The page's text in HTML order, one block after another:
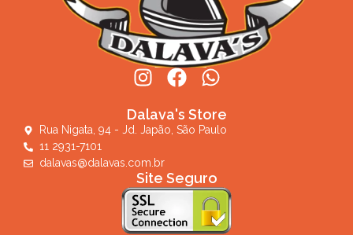
Dalava's Store
Rua Nigata, 94 - Jd. Japão, São Paulo
11 2931-7101
dalavas@dalavas.com.br
Site Seguro